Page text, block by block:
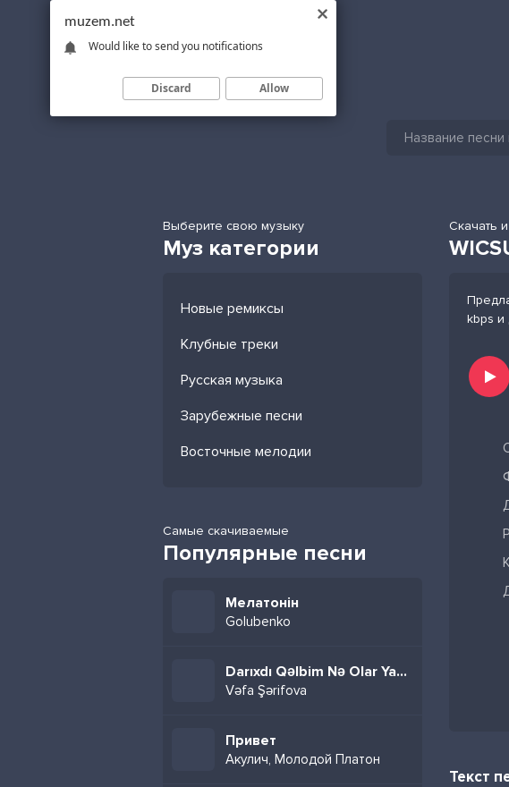
Выберите свою музыку
Муз категории
Новые ремиксы
Клубные треки
Русская музыка
Зарубежные песни
Восточные мелодии
Самые скачиваемые
Популярные песни
Мелатонін
Golubenko
Darıxdı Qəlbim Nə Olar Yaz Mənə
Vəfa Şərifova
Привет
Акулич, Молодой Платон
Скачать
kbps и
Текст
muzem.net
Would like to send you notifications
Discard Allow